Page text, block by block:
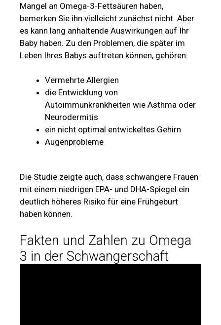
Mangel an Omega-3-Fettsäuren haben,
bemerken Sie ihn vielleicht zunächst nicht. Aber
es kann lang anhaltende Auswirkungen auf Ihr
Baby haben. Zu den Problemen, die später im
Leben Ihres Babys auftreten können, gehören:
Vermehrte Allergien
die Entwicklung von
Autoimmunkrankheiten wie Asthma oder
Neurodermitis
ein nicht optimal entwickeltes Gehirn
Augenprobleme
Die Studie zeigte auch, dass schwangere Frauen
mit einem niedrigen EPA- und DHA-Spiegel ein
deutlich höheres Risiko für eine Frühgeburt
haben können.
Fakten und Zahlen zu Omega
3 in der Schwangerschaft